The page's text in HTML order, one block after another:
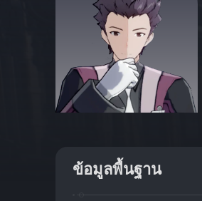
ข้อมูลพื้นฐาน